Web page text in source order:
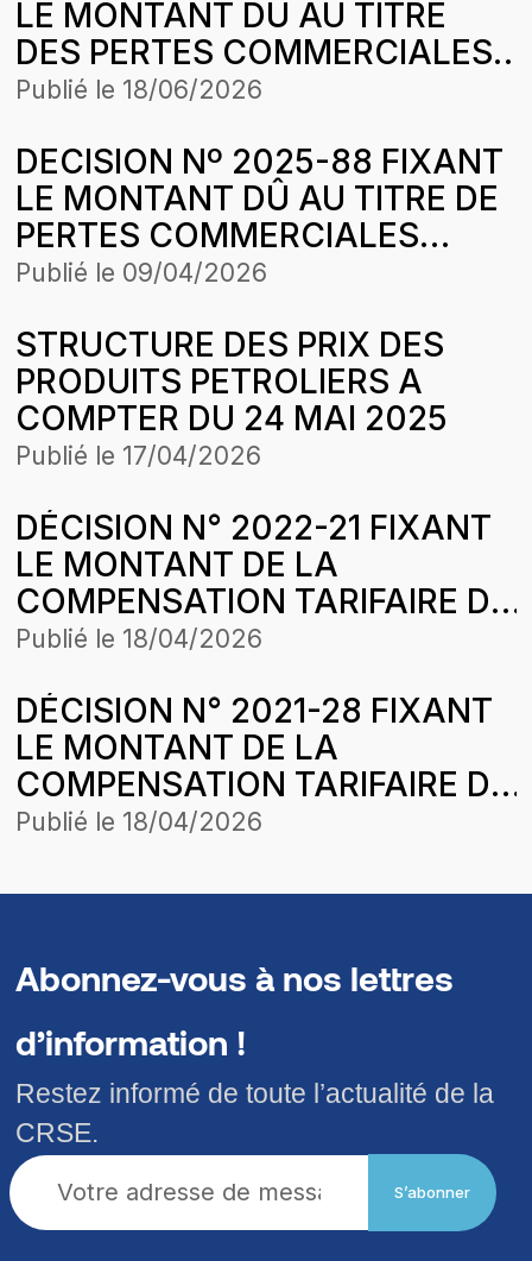
LE MONTANT DÛ AU TITRE
DES PERTES COMMERCIALES
SUBIES PAR LA SOCIETE
SERVICES (PETROSEN T&S)
SUR DES CESSIONS DE GAZ
BUTANE POUR LA PERIODE
D’APPLICATION DE LA
MARS 2026
Publié le 18/06/2026
DECISION Nº 2025-88 FIXANT
LE MONTANT DÛ AU TITRE DE
PERTES COMMERCIALES
SUBIES PAR LA SOCIETE
(SAR) SUR SON ACTIVITE DE
RAFFINAGE SUR LA PERIODE
D’APPLICATION DE LA
STRUCTURE DES PRIX DU 26
Publié le 09/04/2026
STRUCTURE DES PRIX DES
PRODUITS PETROLIERS A
COMPTER DU 24 MAI 2025
Publié le 17/04/2026
DÉCISION N° 2022-21 FIXANT
LE MONTANT DE LA
COMPENSATION TARIFAIRE DU
MOIS D’AVRIL 2022 DE
LE CADRE DE
L’HARMONISATION DES
TARIFS
Publié le 18/04/2026
DÉCISION N° 2021-28 FIXANT
LE MONTANT DE LA
COMPENSATION TARIFAIRE DU
MOIS DE MAI 2021 DE
CADRE DE L’HARMONISATION
Publié le 18/04/2026
Abonnez-vous à nos lettres
d’information !
Restez informé de toute l’actualité de la
CRSE.
S’abonner